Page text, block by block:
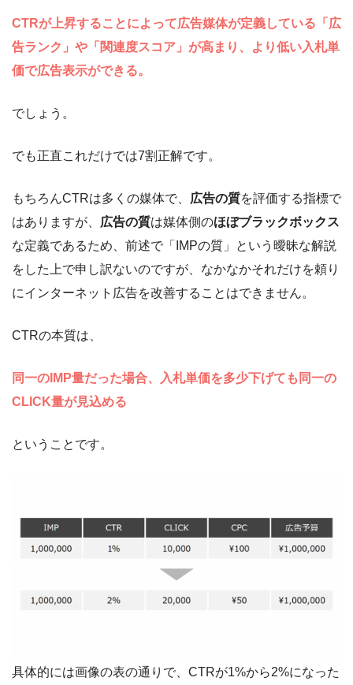
CTRが上昇することによって広告媒体が定義している「広
告ランク」や「関連度スコア」が高まり、より低い入札単
価で広告表示ができる。
でしょう。
でも正直これだけでは7割正解です。
もちろんCTRは多くの媒体で、 広告の質を評価する指標で
はありますが、 広告の質は媒体側のほぼブラックボックス
な定義であるため、前述で「IMPの質」という曖昧な解説
をした上で申し訳ないのですが、なかなかそれだけを頼り
にインターネット広告を改善することはできません。
CTRの本質は、
同一のIMP量だった場合、入札単価を多少下げても同一の
CLICK量が見込める
ということです。
具体的には画像の表の通りで、CTRが1%から2%になった